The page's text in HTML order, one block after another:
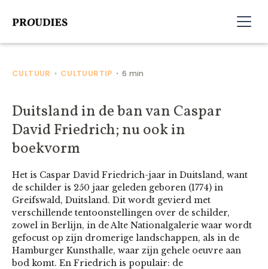
CULTUUR • CULTUURTIP • 6 min
Duitsland in de ban van Caspar
David Friedrich; nu ook in
boekvorm
Het is Caspar David Friedrich-jaar in Duitsland, want
de schilder is 250 jaar geleden geboren (1774) in
Greifswald, Duitsland. Dit wordt gevierd met
verschillende tentoonstellingen over de schilder,
zowel in Berlijn, in de Alte Nationalgalerie waar wordt
gefocust op zijn dromerige landschappen, als in de
Hamburger Kunsthalle, waar zijn gehele oeuvre aan
bod komt. En Friedrich is populair: de